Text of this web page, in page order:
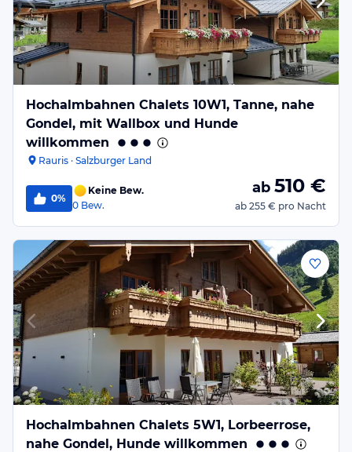
Hochalmbahnen Chalets 10W1, Tanne, nahe
Gondel, mit Wallbox und Hunde
willkommen
Rauris · Salzburger Land
0%
Keine Bew.
0 Bew.
ab 510 €
ab 255 € pro Nacht
Hochalmbahnen Chalets 5W1, Lorbeerrose,
nahe Gondel, Hunde willkommen